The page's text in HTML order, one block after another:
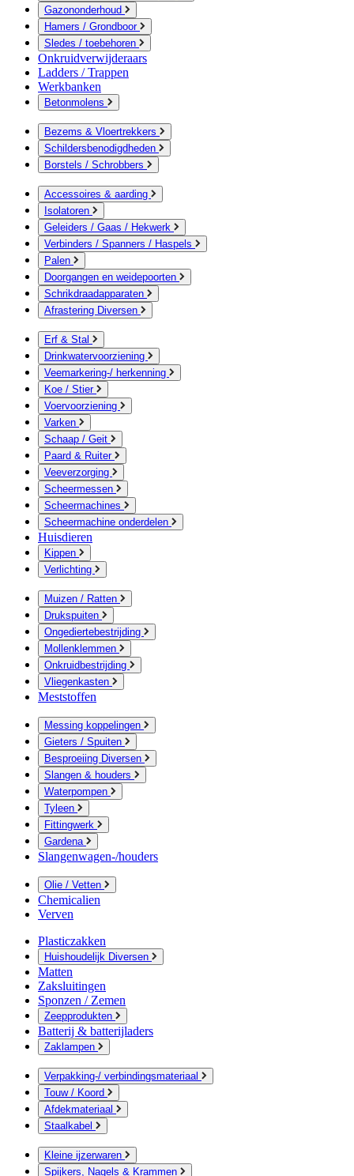
Gazononderhoud
Hamers / Grondboor
Sledes / toebehoren
Onkruidverwijderaars
Ladders / Trappen
Werkbanken
Betonmolens
Bezems & Vloertrekkers
Schildersbenodigdheden
Borstels / Schrobbers
Accessoires & aarding
Isolatoren
Geleiders / Gaas / Hekwerk
Verbinders / Spanners / Haspels
Palen
Doorgangen en weidepoorten
Schrikdraadapparaten
Afrastering Diversen
Erf & Stal
Drinkwatervoorziening
Veemarkering-/ herkenning
Koe / Stier
Voervoorziening
Varken
Schaap / Geit
Paard & Ruiter
Veeverzorging
Scheermessen
Scheermachines
Scheermachine onderdelen
Huisdieren
Kippen
Verlichting
Muizen / Ratten
Drukspuiten
Ongediertebestrijding
Mollenklemmen
Onkruidbestrijding
Vliegenkasten
Meststoffen
Messing koppelingen
Gieters / Spuiten
Besproeiing Diversen
Slangen & houders
Waterpompen
Tyleen
Fittingwerk
Gardena
Slangenwagen-/houders
Olie / Vetten
Chemicalien
Verven
Plasticzakken
Huishoudelijk Diversen
Matten
Zaksluitingen
Sponzen / Zemen
Zeepprodukten
Batterij & batterijladers
Zaklampen
Verpakking-/ verbindingsmateriaal
Touw / Koord
Afdekmateriaal
Staalkabel
Kleine ijzerwaren
Spijkers, Nagels & Krammen